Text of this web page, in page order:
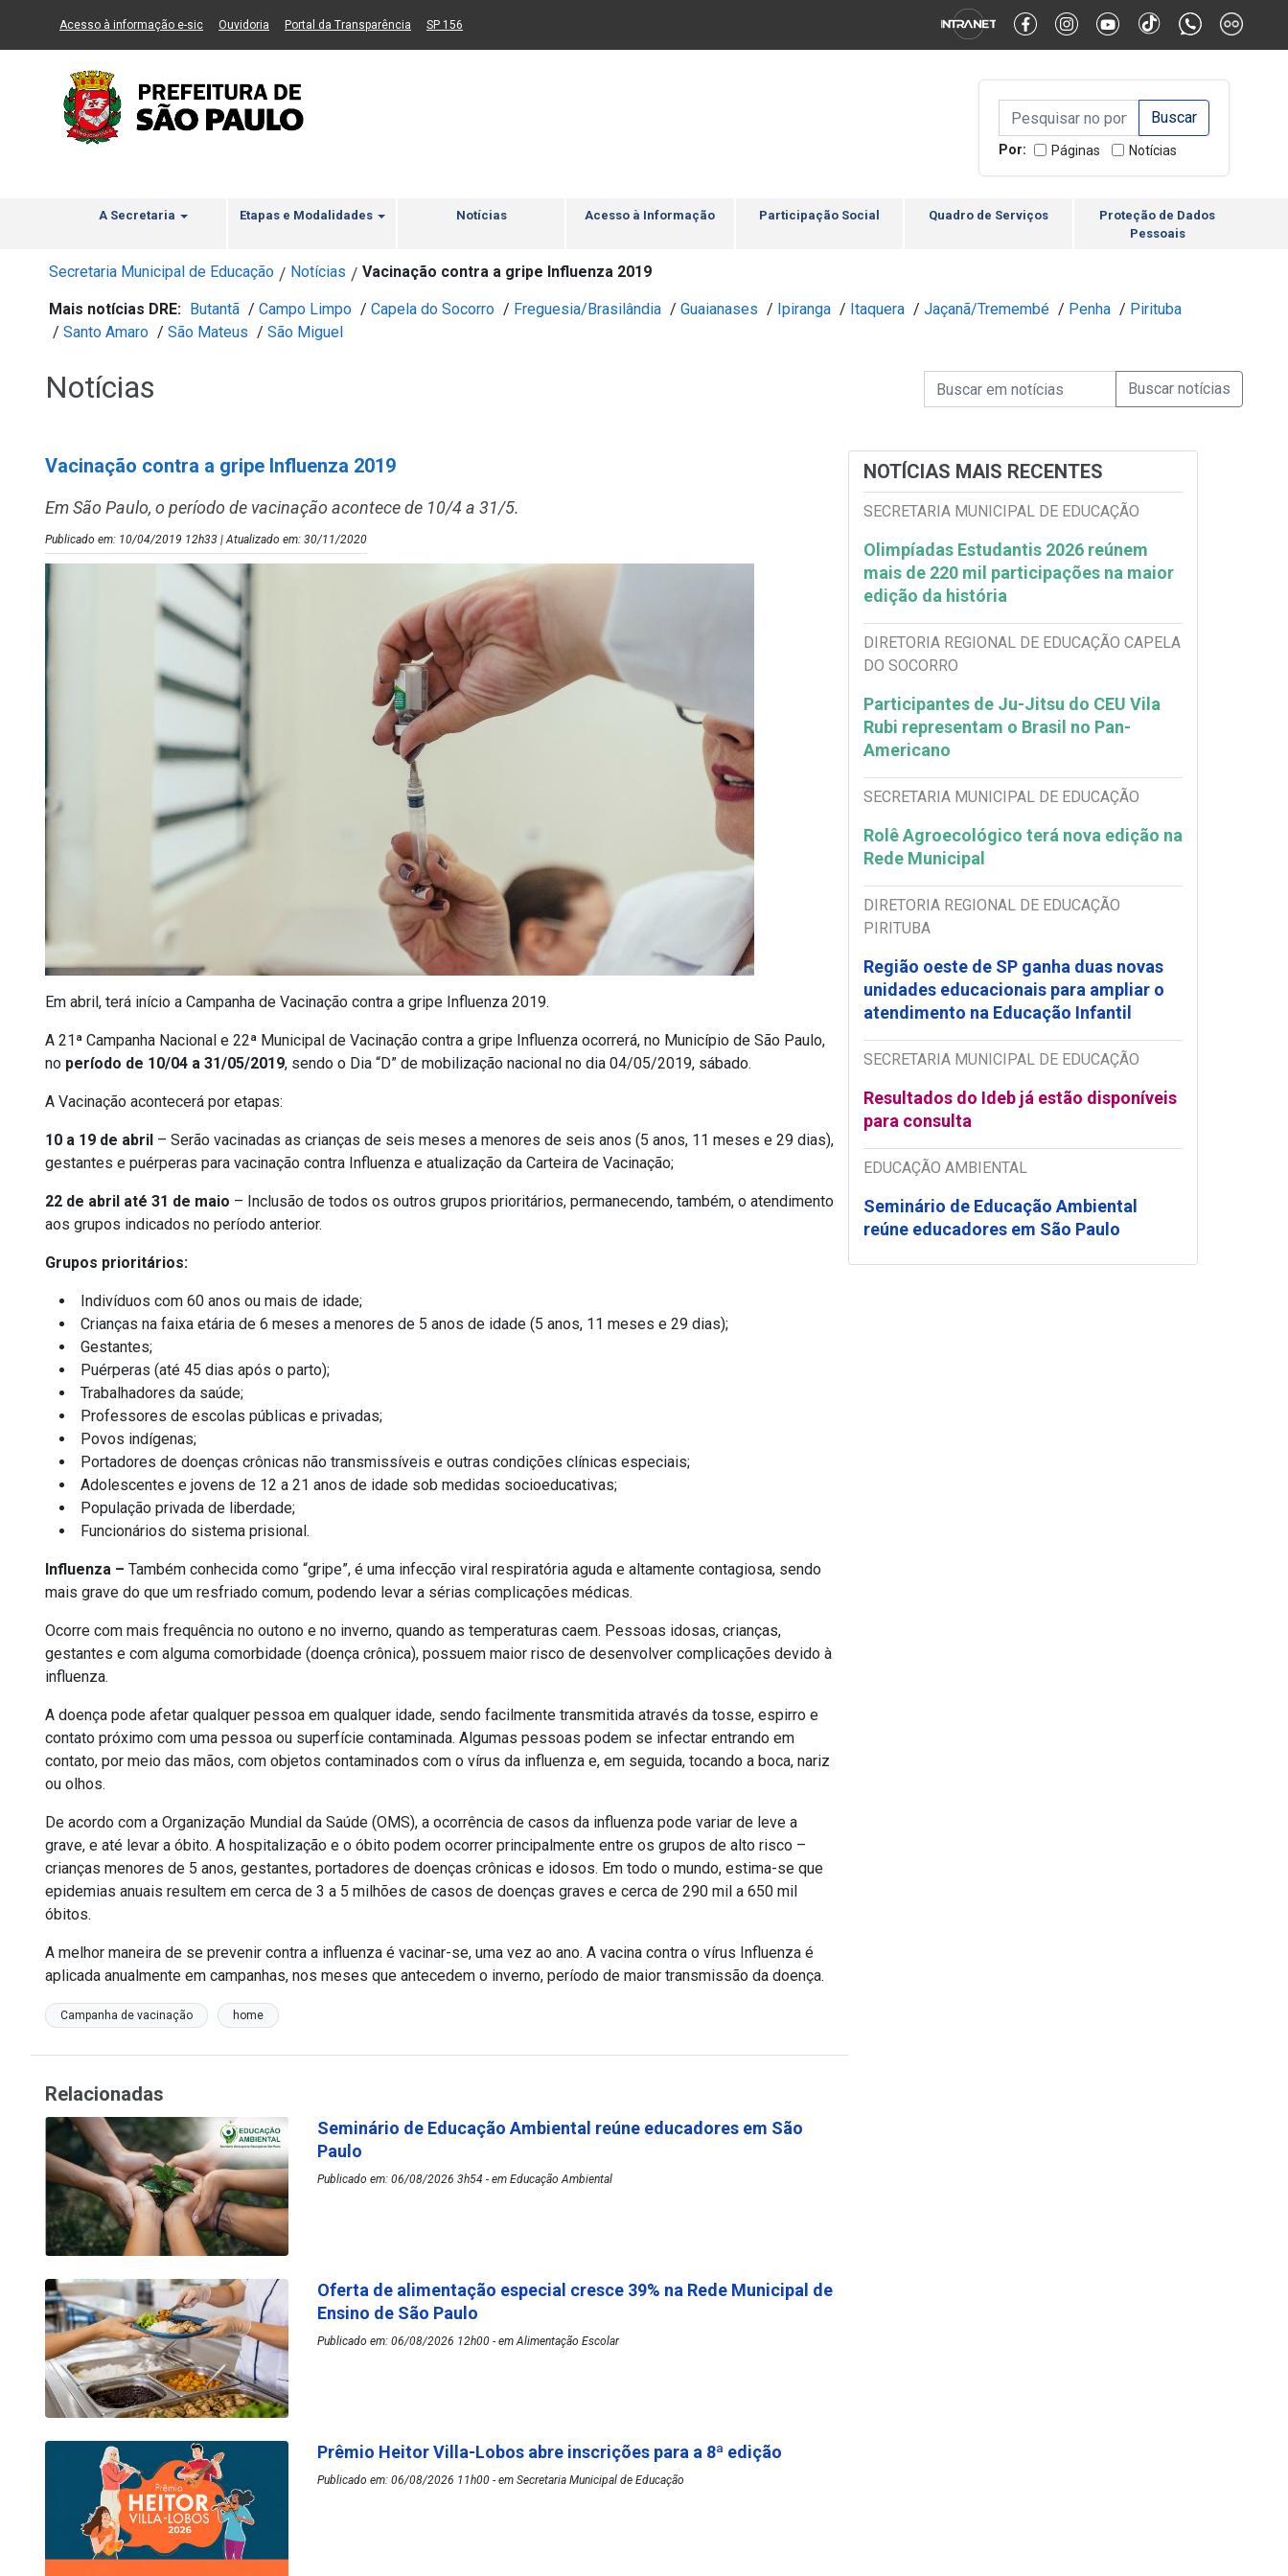
Ir ao Conteúdo Ir para menu principal 2 Ir para busca Ir para rodapé Alternar Alto Contraste Alternar Tamanho da Fonte
Acesso à informação e-sic(Link para um novo sítio)
Ouvidoria (Link para um novo sítio)
Portal da Transparência (Link para um novo sítio)
SP 156
Campo de Busca de
Campo de Busca de informaçõesEnviar a Busca
Por: Páginas Notícias
A Secretaria Etapas e Modalidades Notícias Acesso à Informação Participação Social Quadro de Serviços
Proteção de Dados
Pessoais
Secretaria Municipal de Educação / Notícias / Vacinação contra a gripe Influenza 2019
Mais notícias DRE: Butantã / Campo Limpo / Capela do Socorro / Freguesia/Brasilândia / Guaianases / Ipiranga / Itaquera / Jaçanã/Tremembé / Penha / Pirituba
/ Santo Amaro / São Mateus / São Miguel
Notícias Campo de Busca de Notícias
Campo de Busca de informaçõesEnviar a Busca de
Vacinação contra a gripe Influenza 2019
Em São Paulo, o período de vacinação acontece de 10/4 a 31/5.
Publicado em: 10/04/2019 12h33 | Atualizado em: 30/11/2020
Em abril, terá início a Campanha de Vacinação contra a gripe Influenza 2019.
A 21ª Campanha Nacional e 22ª Municipal de Vacinação contra a gripe Influenza ocorrerá, no Município de São Paulo,
no período de 10/04 a 31/05/2019, sendo o Dia “D” de mobilização nacional no dia 04/05/2019, sábado.
A Vacinação acontecerá por etapas:
10 a 19 de abril – Serão vacinadas as crianças de seis meses a menores de seis anos (5 anos, 11 meses e 29 dias),
gestantes e puérperas para vacinação contra Influenza e atualização da Carteira de Vacinação;
22 de abril até 31 de maio – Inclusão de todos os outros grupos prioritários, permanecendo, também, o atendimento
aos grupos indicados no período anterior.
Grupos prioritários:
Indivíduos com 60 anos ou mais de idade;
Crianças na faixa etária de 6 meses a menores de 5 anos de idade (5 anos, 11 meses e 29 dias);
Gestantes;
Puérperas (até 45 dias após o parto);
Trabalhadores da saúde;
Professores de escolas públicas e privadas;
Povos indígenas;
Portadores de doenças crônicas não transmissíveis e outras condições clínicas especiais;
Adolescentes e jovens de 12 a 21 anos de idade sob medidas socioeducativas;
População privada de liberdade;
Funcionários do sistema prisional.
Influenza – Também conhecida como “gripe”, é uma infecção viral respiratória aguda e altamente contagiosa, sendo
mais grave do que um resfriado comum, podendo levar a sérias complicações médicas.
Ocorre com mais frequência no outono e no inverno, quando as temperaturas caem. Pessoas idosas, crianças,
gestantes e com alguma comorbidade (doença crônica), possuem maior risco de desenvolver complicações devido à
influenza.
A doença pode afetar qualquer pessoa em qualquer idade, sendo facilmente transmitida através da tosse, espirro e
contato próximo com uma pessoa ou superfície contaminada. Algumas pessoas podem se infectar entrando em
contato, por meio das mãos, com objetos contaminados com o vírus da influenza e, em seguida, tocando a boca, nariz
ou olhos.
De acordo com a Organização Mundial da Saúde (OMS), a ocorrência de casos da influenza pode variar de leve a
grave, e até levar a óbito. A hospitalização e o óbito podem ocorrer principalmente entre os grupos de alto risco –
crianças menores de 5 anos, gestantes, portadores de doenças crônicas e idosos. Em todo o mundo, estima-se que
epidemias anuais resultem em cerca de 3 a 5 milhões de casos de doenças graves e cerca de 290 mil a 650 mil
óbitos.
A melhor maneira de se prevenir contra a influenza é vacinar-se, uma vez ao ano. A vacina contra o vírus Influenza é
aplicada anualmente em campanhas, nos meses que antecedem o inverno, período de maior transmissão da doença.
Campanha de vacinação home
NOTÍCIAS MAIS RECENTES
SECRETARIA MUNICIPAL DE EDUCAÇÃO
Olimpíadas Estudantis 2026 reúnem
mais de 220 mil participações na maior
edição da história
DIRETORIA REGIONAL DE EDUCAÇÃO CAPELA
DO SOCORRO
Participantes de Ju-Jitsu do CEU Vila
Rubi representam o Brasil no Pan-
Americano
SECRETARIA MUNICIPAL DE EDUCAÇÃO
Rolê Agroecológico terá nova edição na
Rede Municipal
DIRETORIA REGIONAL DE EDUCAÇÃO
PIRITUBA
Região oeste de SP ganha duas novas
unidades educacionais para ampliar o
atendimento na Educação Infantil
SECRETARIA MUNICIPAL DE EDUCAÇÃO
Resultados do Ideb já estão disponíveis
para consulta
EDUCAÇÃO AMBIENTAL
Seminário de Educação Ambiental
reúne educadores em São Paulo
Relacionadas
Seminário de Educação Ambiental reúne educadores em São
Paulo
Publicado em: 06/08/2026 3h54 - em Educação Ambiental
Oferta de alimentação especial cresce 39% na Rede Municipal de
Ensino de São Paulo
Publicado em: 06/08/2026 12h00 - em Alimentação Escolar
Prêmio Heitor Villa-Lobos abre inscrições para a 8ª edição
Publicado em: 06/08/2026 11h00 - em Secretaria Municipal de Educação